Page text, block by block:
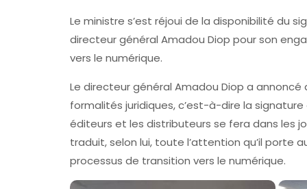
Le ministre s’est réjoui de la disponibilité du
directeur général Amadou Diop pour son
vers le numérique.
Le directeur général Amadou Diop a
formalités juridiques, c’est-à-dire la
éditeurs et les distributeurs se fera dans les
traduit, selon lui, toute l’attention qu’il porte
processus de transition vers le numérique.